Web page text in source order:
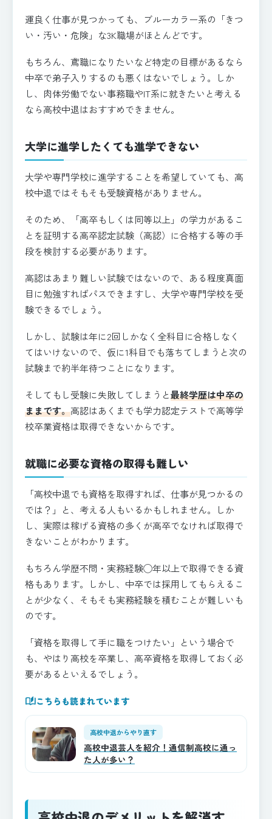
運良く仕事が見つかっても、ブルーカラー系の「きつ
い・汚い・危険」な3K職場がほとんどです。
もちろん、鳶職になりたいなど特定の目標があるなら
中卒で弟子入りするのも悪くはないでしょう。しか
し、肉体労働でない事務職やIT系に就きたいと考える
なら高校中退はおすすめできません。
大学に進学したくても進学できない
大学や専門学校に進学することを希望していても、高
校中退ではそもそも受験資格がありません。
そのため、「高卒もしくは同等以上」の学力があるこ
とを証明する高卒認定試験（高認）に合格する等の手
段を検討する必要があります。
高認はあまり難しい試験ではないので、ある程度真面
目に勉強すればパスできますし、大学や専門学校を受
験できるでしょう。
しかし、試験は年に2回しかなく全科目に合格しなく
てはいけないので、仮に1科目でも落ちてしまうと次の
試験まで約半年待つことになります。
そしてもし受験に失敗してしまうと最終学歴は中卒の
ままです。高認はあくまでも学力認定テストで高等学
校卒業資格は取得できないからです。
就職に必要な資格の取得も難しい
「高校中退でも資格を取得すれば、仕事が見つかるの
では？」と、考える人もいるかもしれません。しか
し、実際は稼げる資格の多くが高卒でなければ取得で
きないことがわかります。
もちろん学歴不問・実務経験◯年以上で取得できる資
格もあります。しかし、中卒では採用してもらえるこ
とが少なく、そもそも実務経験を積むことが難しいも
のです。
「資格を取得して手に職をつけたい」という場合で
も、やはり高校を卒業し、高卒資格を取得しておく必
要があるといえるでしょう。
auto_storiesこちらも読まれています
高校中退からやり直す
高校中退芸人を紹介！通信制高校に通っ
た人が多い？